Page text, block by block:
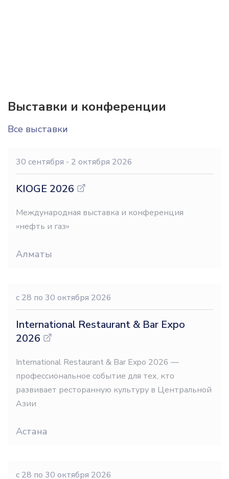
Выставки и конференции
Все выставки
30 сентября - 2 октября 2026
KIOGE 2026
Международная выставка и конференция
«нефть и газ»
Алматы
c 28 по 30 октября 2026
International Restaurant & Bar Expo
2026
International Restaurant & Bar Expo 2026 —
профессиональное событие для тех, кто
развивает ресторанную культуру в Центральной
Азии
Астана
c 28 по 30 октября 2026